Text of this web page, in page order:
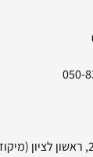
050-